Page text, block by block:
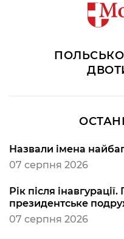
Назвали імена
07 серпня 2026
Рік після
президентське
07 серпня 2026